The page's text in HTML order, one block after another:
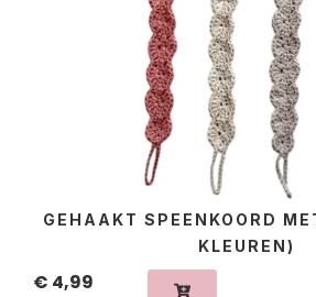
GEHAAKT SPEENKOORD
KLEUREN)
€ 4,99